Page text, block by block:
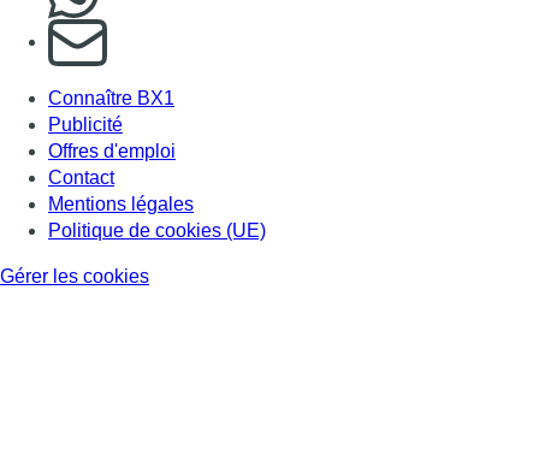
S'abonner à notre newsletter
Connaître BX1
Publicité
Offres d'emploi
Contact
Mentions légales
Politique de cookies (UE)
Gérer les cookies